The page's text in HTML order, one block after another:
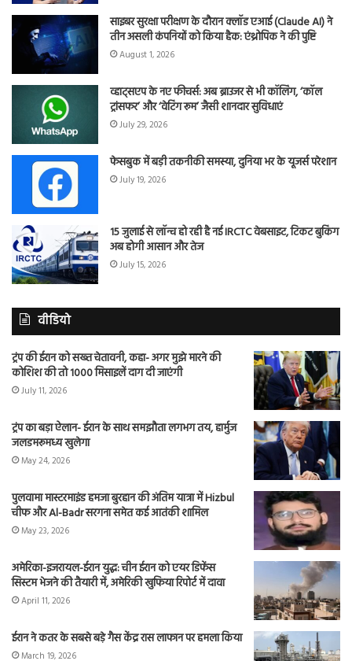
साइबर सुरक्षा परीक्षण के दौरान क्लॉड एआई (Claude AI) ने
तीन असली कंपनियों को किया हैक: एंथ्रोपिक ने की पुष्टि
August 1, 2026
व्हाट्सएप के नए फीचर्स: अब ब्राउजर से भी कॉलिंग, ‘कॉल
ट्रांसफर’ और ‘वेटिंग रूम’ जैसी शानदार सुविधाएं
July 29, 2026
फेसबुक में बड़ी तकनीकी समस्या, दुनिया भर के यूजर्स परेशान
July 19, 2026
15 जुलाई से लॉन्च हो रही है नई IRCTC वेबसाइट, टिकट बुकिंग
अब होगी आसान और तेज
July 15, 2026
वीडियो
ट्रंप की ईरान को सख्त चेतावनी, कहा- अगर मुझे मारने की
कोशिश की तो 1000 मिसाइलें दाग दी जाएंगी
July 11, 2026
ट्रंप का बड़ा ऐलान- ईरान के साथ समझौता लगभग तय, हार्मुज
जलडमरूमध्य खुलेगा
May 24, 2026
पुलवामा मास्टरमाइंड हमजा बुरहान की अंतिम यात्रा में Hizbul
चीफ और Al-Badr सरगना समेत कई आतंकी शामिल
May 23, 2026
अमेरिका-इजरायल-ईरान युद्ध: चीन ईरान को एयर डिफेंस
सिस्टम भेजने की तैयारी में, अमेरिकी खुफिया रिपोर्ट में दावा
April 11, 2026
ईरान ने कतर के सबसे बड़े गैस केंद्र रास लाफान पर हमला किया
March 19, 2026